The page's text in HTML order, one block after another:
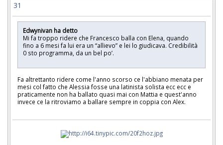
31
Edwynivan ha detto
Mi fa troppo ridere che Francesco balla con Elena, quando
fino a 6 mesi fa lui era un “allievo” e lei lo giudicava. Credibilità
0 sto programma, da un bel po’.
Fa altrettanto ridere come l'anno scorso ce l'abbiano menata per
mesi col fatto che Alessia fosse una latinista solista ecc ecc e
praticamente non ha ballato quasi mai con Mattia e quest'anno
invece ce la ritroviamo a ballare sempre in coppia con Alex.